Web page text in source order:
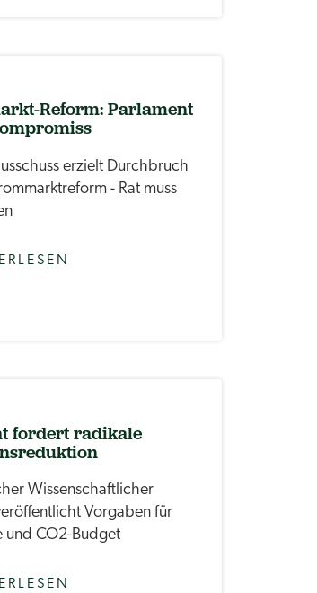
Reform: Parlament
erzielt Durchbruch
- Rat muss
fordert radikale
Wissenschaftlicher
Vorgaben für
und CO2-Budget